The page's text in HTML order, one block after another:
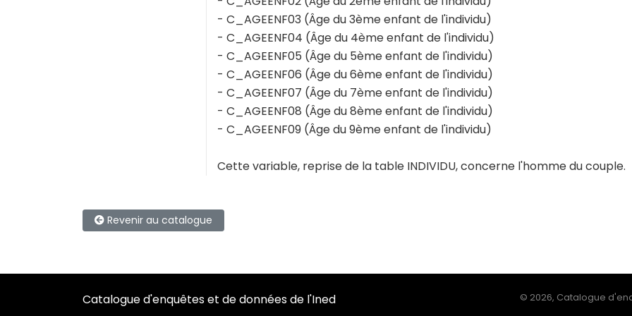
- C_AGEENF03 (Âge du 3ème enfant de l'individu)
- C_AGEENF04 (Âge du 4ème enfant de l'individu)
- C_AGEENF05 (Âge du 5ème enfant de l'individu)
- C_AGEENF06 (Âge du 6ème enfant de l'individu)
- C_AGEENF07 (Âge du 7ème enfant de l'individu)
- C_AGEENF08 (Âge du 8ème enfant de l'individu)
- C_AGEENF09 (Âge du 9ème enfant de l'individu)
Cette variable, reprise de la table INDIVIDU, concerne l'homme du couple.
Revenir au catalogue
Catalogue d'enquêtes et de données de l'Ined © 2026, Catalogue